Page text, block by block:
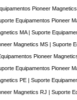
Pioneer
Equipamentos Pioneer
MA | Suporte
Magnetics MS | Suporte
Pioneer
Equipamentos Pioneer
PE | Suporte
Magnetics RJ | Suporte